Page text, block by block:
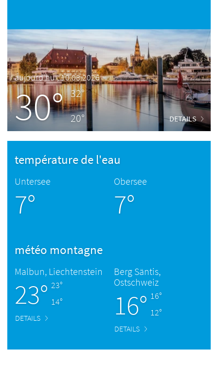
aujourd'hui, 10.08.2026
30° 32°
20°
DETAILS
température de l'eau
Untersee
7°
Obersee
7°
météo montagne
Malbun, Liechtenstein
23° 23°
14°
DETAILS
Berg Säntis,
Ostschweiz
16° 16°
12°
DETAILS